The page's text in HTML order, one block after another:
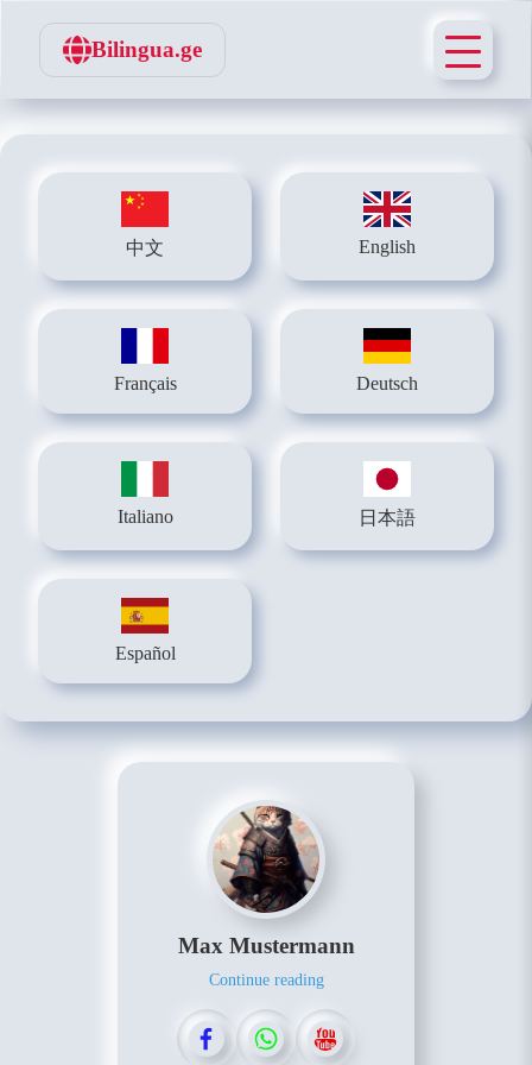
Bilingua.ge
中文 English
Français Deutsch
Italiano 日本語
Español
Max Mustermann
Continue reading